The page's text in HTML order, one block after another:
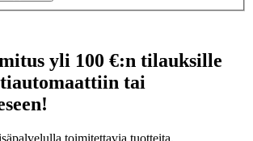
yli 100 €:n tilauksille
tai
toimitettavia tuotteita.